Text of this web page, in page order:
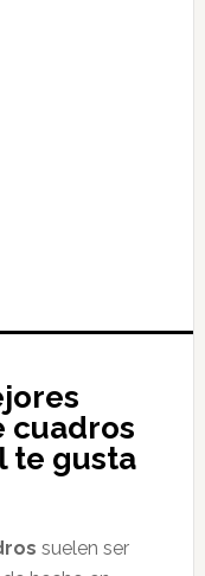
cuadros
te gusta
suelen ser